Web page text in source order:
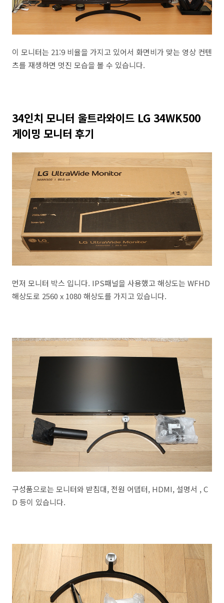
이 모니터는 21:9 비율을 가지고 있어서 화면비가 맞는 영상 컨텐
츠를 재생하면 멋진 모습을 볼 수 있습니다.
34인치 모니터 울트라와이드 LG 34WK500
게이밍 모니터 후기
먼저 모니터 박스 입니다. IPS패널을 사용했고 해상도는 WFHD
해상도로 2560 x 1080 해상도를 가지고 있습니다.
구성품으로는 모니터와 받침대, 전원 어댑터, HDMI, 설명서 , C
D 등이 있습니다.